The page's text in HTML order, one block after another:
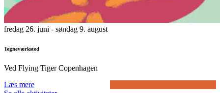
fredag 26. juni - søndag 9. august
Tegneværksted
Ved Flying Tiger Copenhagen
Læs mere